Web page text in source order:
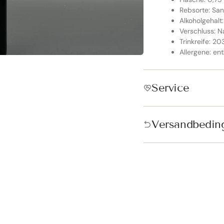
in Österreich &
ab 250€ in Österreich und ab 300€ in Deutschland.
Rebsorte:
Verschluss:
Trinkreife:
Allergene:
Service